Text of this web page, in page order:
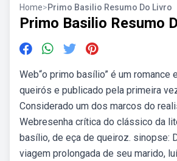
Home>Primo Basilio Resumo Do Livro
Primo Basilio Resumo
Web“o primo basílio” é um romance
queirós e publicado pela primeira
Considerado um dos marcos do
Webresenha crítica do clássico da
basílio, de eça de queiroz. sinopse:
viagem prolongada de seu marido,